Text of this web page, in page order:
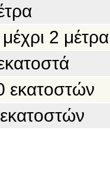
2 μέτρα
εκατοστών